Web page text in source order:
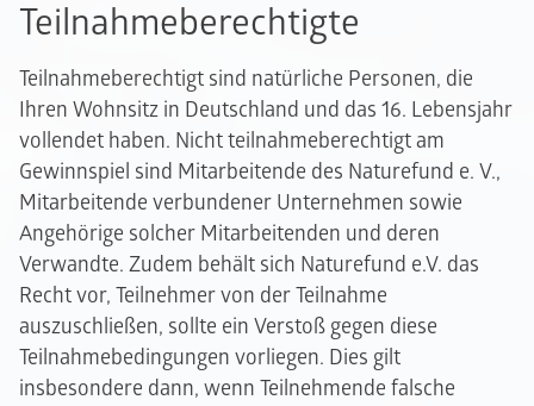
Teilnahmeberechtigte
Teilnahmeberechtigt sind natürliche Personen, die
Ihren Wohnsitz in Deutschland und das 16. Lebensjahr
vollendet haben. Nicht teilnahmeberechtigt am
Gewinnspiel sind Mitarbeitende des Naturefund e. V.,
Mitarbeitende verbundener Unternehmen sowie
Angehörige solcher Mitarbeitenden und deren
Verwandte. Zudem behält sich Naturefund e.V. das
Recht vor, Teilnehmer von der Teilnahme
auszuschließen, sollte ein Verstoß gegen diese
Teilnahmebedingungen vorliegen. Dies gilt
insbesondere dann, wenn Teilnehmende falsche